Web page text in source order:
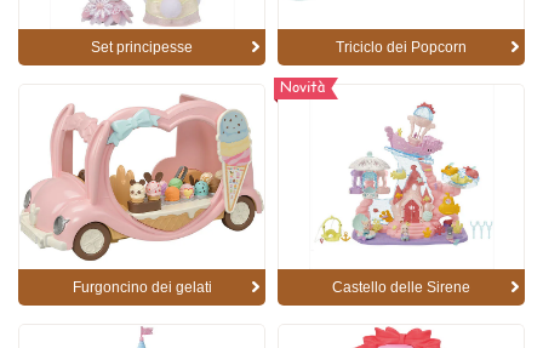
Set principesse Triciclo dei Popcorn
Furgoncino dei gelati
Novità
Castello delle Sirene